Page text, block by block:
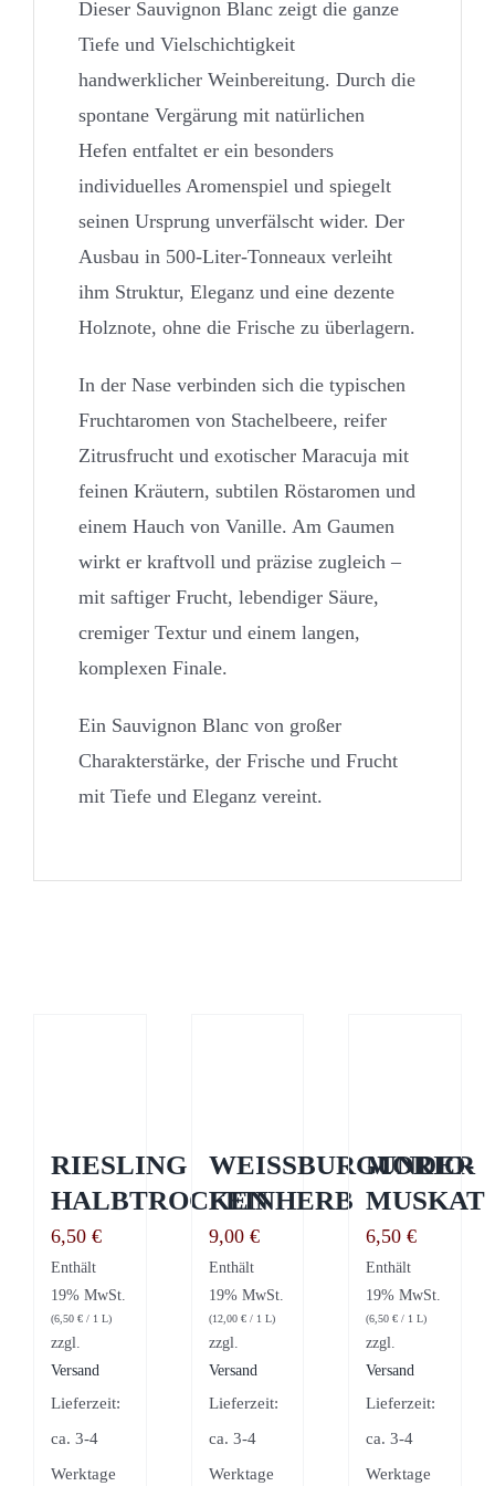
Dieser Sauvignon Blanc zeigt die ganze
Tiefe und Vielschichtigkeit
handwerklicher Weinbereitung. Durch die
spontane Vergärung mit natürlichen
Hefen entfaltet er ein besonders
individuelles Aromenspiel und spiegelt
seinen Ursprung unverfälscht wider. Der
Ausbau in 500-Liter-Tonneaux verleiht
ihm Struktur, Eleganz und eine dezente
Holznote, ohne die Frische zu überlagern.
In der Nase verbinden sich die typischen
Fruchtaromen von Stachelbeere, reifer
Zitrusfrucht und exotischer Maracuja mit
feinen Kräutern, subtilen Röstaromen und
einem Hauch von Vanille. Am Gaumen
wirkt er kraftvoll und präzise zugleich –
mit saftiger Frucht, lebendiger Säure,
cremiger Textur und einem langen,
komplexen Finale.
Ein Sauvignon Blanc von großer
Charakterstärke, der Frische und Frucht
mit Tiefe und Eleganz vereint.
RIESLING
HALBTROCKEN
6,50 €
Enthält
19% MwSt.
(6,50 € / 1 L)
zzgl.
Versand
Lieferzeit:
ca. 3-4
Werktage
WEISSBURGUNDER
FEINHERB
9,00 €
Enthält
19% MwSt.
(12,00 €/ 1 L)
zzgl.
Versand
Lieferzeit:
ca. 3-4
Werktage
MORIO-
MUSKAT
6,50€
Enthält
19% MwSt.
(6,50€ / 1 L)
zzgl.
Versand
Lieferzeit:
ca. 3-4
Werktage